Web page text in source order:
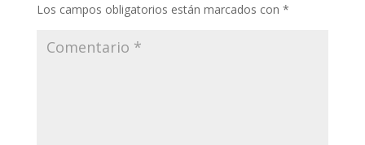
Los campos obligatorios están marcados con *